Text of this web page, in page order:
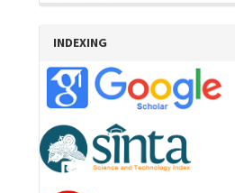
INDEXING